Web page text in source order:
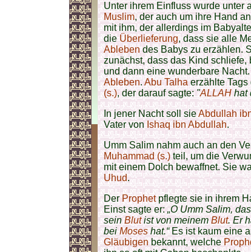
Unter ihrem Einfluss wurde unter
Muslim, der auch um ihre Hand
mit ihm, der allerdings im
dieÜberlieferung, dass sie alle
Ablebendes Babys zu erzählen.
zunächst, dass das Kind
und dann eine wunderbare
Ableben.Abu Talhaerzählte Tags
(s.), der darauf sagte: "ALLAHhat
In jener Nacht soll sieAbdullah
Vater vonIshaq ibn Abdullah.
Umm Salim nahm auch an den
Muhammad (s.)teil, um die
mit einem Dolch bewaffnet. Sie
Uhud.
DerProphetpflegte sie in ihrem
Einst sagte er:„O Umm Salim,
seinBlutist von meinemBlut. Er
beiMoseshat.“Es ist kaum eine
Gläubigenbekannt, welche